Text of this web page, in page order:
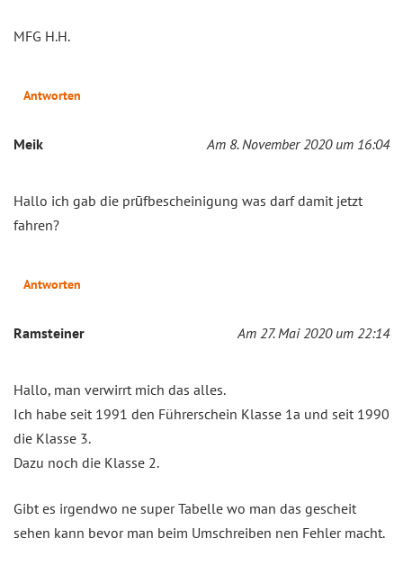
MFG H.H.
Antworten
Meik Am 8. November 2020 um 16:04
Hallo ich gab die prūfbescheinigung was darf damit jetzt
fahren?
Antworten
Ramsteiner Am 27. Mai 2020 um 22:14
Hallo, man verwirrt mich das alles.
Ich habe seit 1991 den Führerschein Klasse 1a und seit 1990
die Klasse 3.
Dazu noch die Klasse 2.
Gibt es irgendwo ne super Tabelle wo man das gescheit
sehen kann bevor man beim Umschreiben nen Fehler macht.